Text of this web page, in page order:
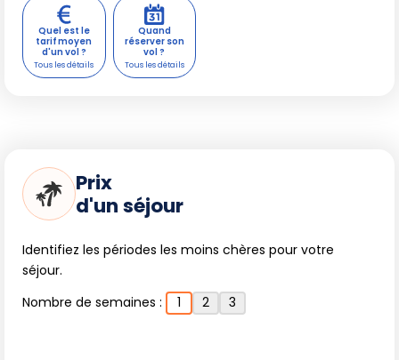
Quel est le
tarif moyen
d'un vol ?
Quand
réserver son
vol ?
Prix
d'un séjour
Identifiez les périodes les moins chères pour votre
séjour.
Nombre de semaines :
1 2 3